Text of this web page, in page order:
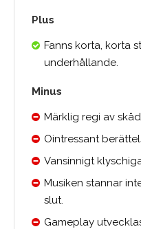
Plus
Fanns korta, korta
underhållande.
Minus
Märklig regi av
Ointressant
Vansinnigt
Musiken stannar
slut.
Gameplay